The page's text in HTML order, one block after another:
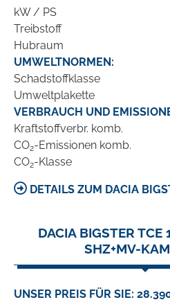
kW / PS
Treibstoff
Hubraum
UMWELTNORMEN:
Schadstoffklasse
Umweltplakette
VERBRAUCH UND
Kraftstoffverbr. komb.
CO2-Emissionen komb.
CO2-Klasse
DETAILS ZUM DACIA
DACIA BIGSTER TCE
SHZ+MV-
UNSER PREIS FÜR SIE: